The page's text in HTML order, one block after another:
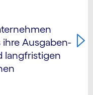
ihre Ausgaben­
langfristigen